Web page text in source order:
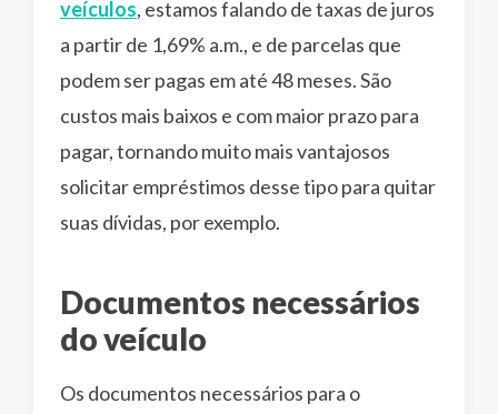
veículos, estamos falando de taxas de juros
a partir de 1,69% a.m., e de parcelas que
podem ser pagas em até 48 meses. São
custos mais baixos e com maior prazo para
pagar, tornando muito mais vantajosos
solicitar empréstimos desse tipo para quitar
suas dívidas, por exemplo.
Documentos necessários
do veículo
Os documentos necessários para o